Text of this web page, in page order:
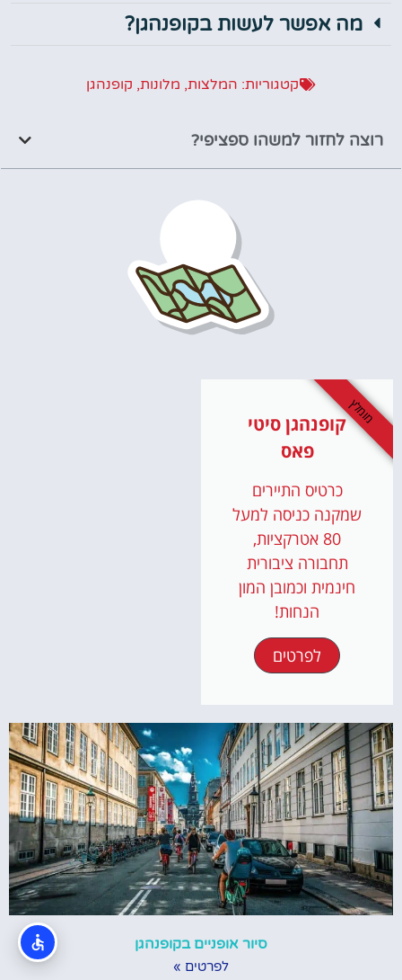
מה אפשר לעשות בקופנהגן?
קטגוריות: המלצות, מלונות, קופנהגן
רוצה לחזור למשהו ספציפי?
קופנהגן סיטי
פאס
כרטיס התיירים
שמקנה כניסה למעל
80 אטרקציות,
תחבורה ציבורית
חינמית וכמובן המון
הנחות!
לפרטים
מומלץ
סיור אופניים בקופנהגן
לפרטים »